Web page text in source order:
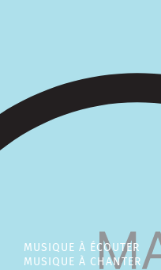
MUSIQUE À ÉCOUTER
MUSIQUE À CHANTER